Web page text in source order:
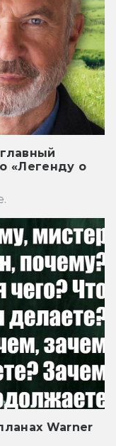
«Легенду о
Warner